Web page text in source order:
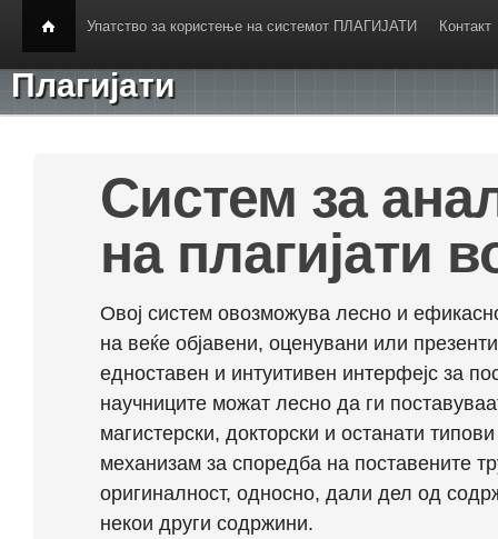
Упатство за користење на системот ПЛАГИЈАТИ Контакт
Плагијати
Систем за
на плагијати
Овој систем овозможува лесно и
на веќе објавени, оценувани или
едноставен и интуитивен интерфејс за
научниците можат лесно да ги
магистерски, докторски и останати
механизам за споредба на поставените
оригиналност, односно, дали дел од
некои други содржини.